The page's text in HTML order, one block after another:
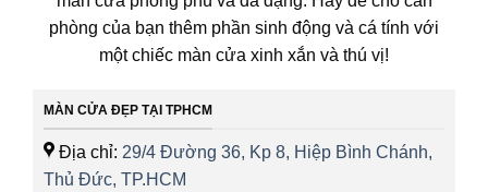
phòng của bạn thêm phần sinh động và cá tính với
một chiếc màn cửa xinh xắn và thú vị!
MÀN CỬA ĐẸP TẠI TPHCM
Địa chỉ: 29/4 Đường 36, Kp 8, Hiệp Bình Chánh,
Thủ Đức, TP.HCM